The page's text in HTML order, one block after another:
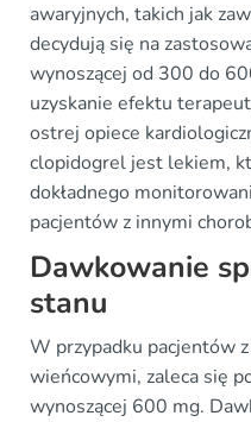
awaryjnych, takich jak
decydują się na
wynoszącej od 300 do
uzyskanie efektu
ostrej opiece
clopidogrel jest lekiem,
dokładnego
pacjentów z innymi
Dawkowanie
stanu
W przypadku pacjentów
wieńcowymi, zaleca się
wynoszącej 600 mg.